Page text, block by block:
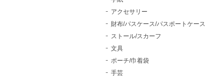
アクセサリー
財布/パスケース/パスポートケース
ストール/スカーフ
文具
ポーチ/巾着袋
手芸